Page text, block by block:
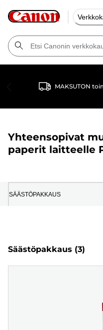
MAKSUTON
Yhteensopivat
paperit laitteelle
SÄÄSTÖPAKKAUS
Säästöpakkaus (3)